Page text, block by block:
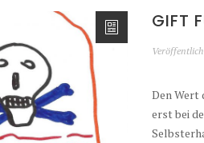
GIFT
Den Wert
erst bei